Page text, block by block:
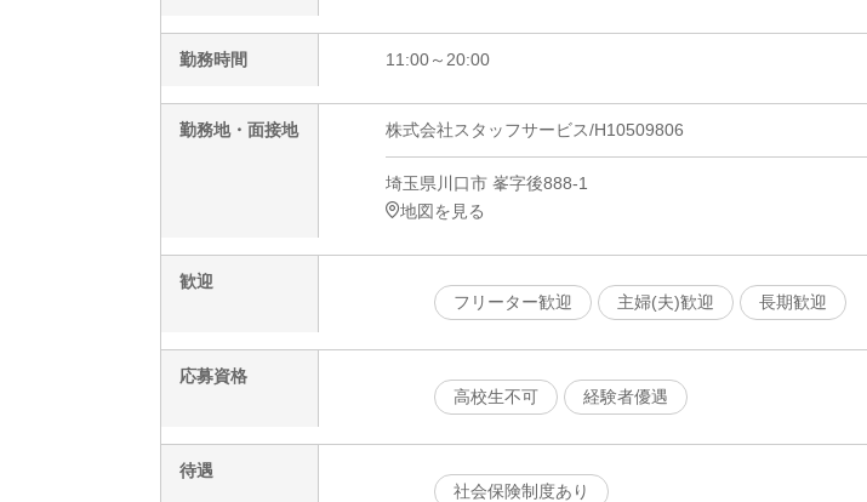
勤務時間 11:00～20:00
勤務地・面接地 株式会社スタッフサービス/H10509806
埼玉県川口市 峯字後888-1
地図を見る
歓迎
フリーター歓迎
主婦(夫)歓迎 長期歓迎
応募資格
高校生不可
経験者優遇
待遇
社会保険制度あり